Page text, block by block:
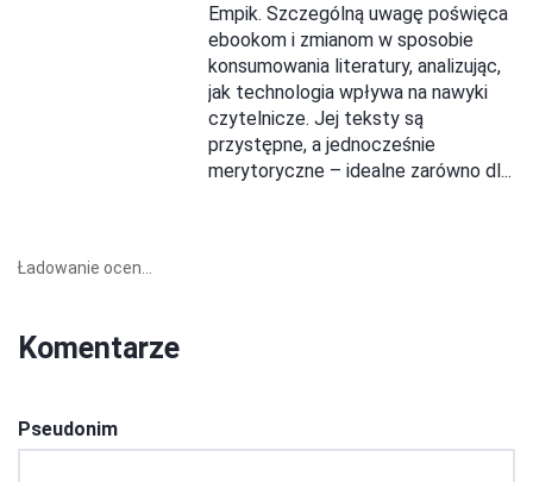
Empik. Szczególną uwagę poświęca
ebookom i zmianom w sposobie
konsumowania literatury, analizując,
jak technologia wpływa na nawyki
czytelnicze. Jej teksty są
przystępne, a jednocześnie
merytoryczne – idealne zarówno dl...
Ładowanie ocen...
Komentarze
Pseudonim